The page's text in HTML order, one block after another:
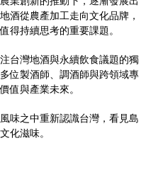
酒從農產加工走向文化品牌，
得持續思考的重要課題。
台灣地酒與永續飲食議題的獨
位製酒師、調酒師與跨領域專
值與產業未來。
味之中重新認識台灣，看見島
化滋味。